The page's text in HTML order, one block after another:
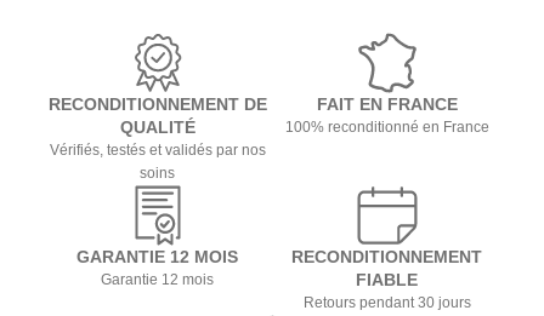
RECONDITIONNEMENT DE
QUALITÉ
Vérifiés, testés et validés par nos
soins
FAIT EN FRANCE
100% reconditionné en France
GARANTIE 12 MOIS
Garantie 12 mois
RECONDITIONNEMENT
FIABLE
Retours pendant 30 jours